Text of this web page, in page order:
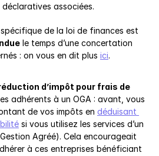
associées.
de la loi de finances est
le temps d’une concertation
: on vous en dit plus ici.
d’impôt pour frais de
adhérents à un OGA : avant, vous
de vos impôts en déduisant
si vous utilisez les services d’un
Agréé). Cela encourageait
à ces entreprises bénéficiant